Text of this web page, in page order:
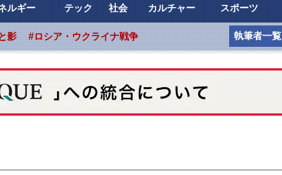
ルギー テック 社会 カルチャー スポーツ
影 #ロシア・ウクライナ戦争 執筆者一覧